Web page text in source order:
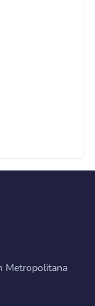
Metropolitana